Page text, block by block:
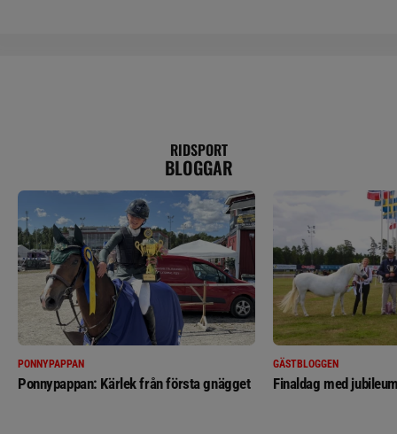
RIDSPORT
BLOGGAR
PONNYPAPPAN
Ponnypappan: Kärlek från första gnägget
GÄSTBLOGGEN
Finaldag med